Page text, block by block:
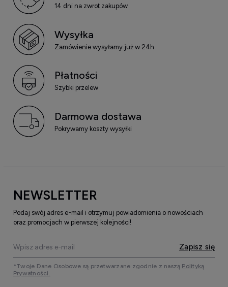
14 dni na zwrot zakupów
Wysyłka
Zamówienie wysyłamy już w 24h
Płatności
Szybki przelew
Darmowa dostawa
Pokrywamy koszty wysyłki
NEWSLETTER
Podaj swój adres e-mail i otrzymuj powiadomienia o nowościach
oraz promocjach w pierwszej kolejności!
Zapisz się
*Twoje Dane Osobowe są przetwarzane zgodnie z naszą Polityką
Prywatności.